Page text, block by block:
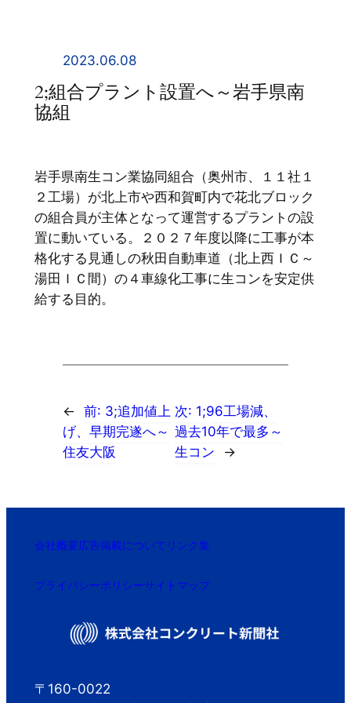
2023.06.08
2;組合プラント設置へ～岩手県南
協組
岩手県南生コン業協同組合（奥州市、１１社１
２工場）が北上市や西和賀町内で花北ブロック
の組合員が主体となって運営するプラントの設
置に動いている。２０２７年度以降に工事が本
格化する見通しの秋田自動車道（北上西ＩＣ～
湯田ＩＣ間）の４車線化工事に生コンを安定供
給する目的。
← 前: 3;追加値上
げ、早期完遂へ～
住友大阪
次: 1;96工場減、
過去10年で最多～
生コン
→
会社概要広告掲載について リンク集
プライバシーポリシーサイトマップ
〒160-0022